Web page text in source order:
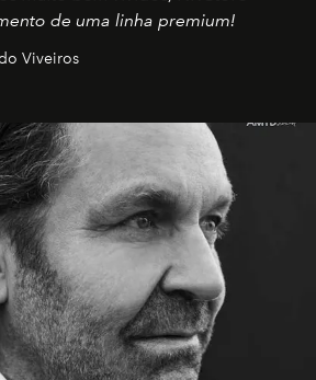
de uma linha premium!
Viveiros